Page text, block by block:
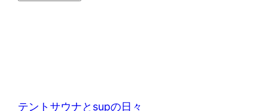
テントサウナとsupの日々